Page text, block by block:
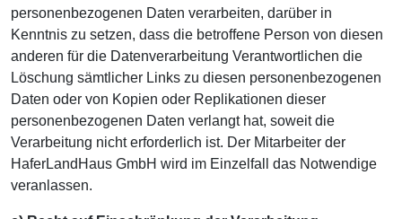
personenbezogenen Daten verarbeiten, darüber in
Kenntnis zu setzen, dass die betroffene Person von diesen
anderen für die Datenverarbeitung Verantwortlichen die
Löschung sämtlicher Links zu diesen personenbezogenen
Daten oder von Kopien oder Replikationen dieser
personenbezogenen Daten verlangt hat, soweit die
Verarbeitung nicht erforderlich ist. Der Mitarbeiter der
HaferLandHaus GmbH wird im Einzelfall das Notwendige
veranlassen.